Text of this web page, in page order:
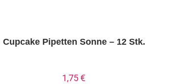
Cupcake Pipetten Sonne – 12 Stk.
1,75 €